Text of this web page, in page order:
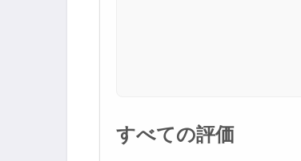
すべての評価